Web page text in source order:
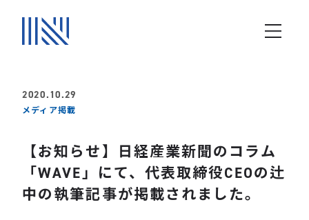
2020.10.29
メディア掲載
【お知らせ】日経産業新聞のコラム
「WAVE」にて、代表取締役CEOの辻
中の執筆記事が掲載されました。